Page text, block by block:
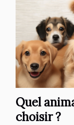
Quel
choisir ?